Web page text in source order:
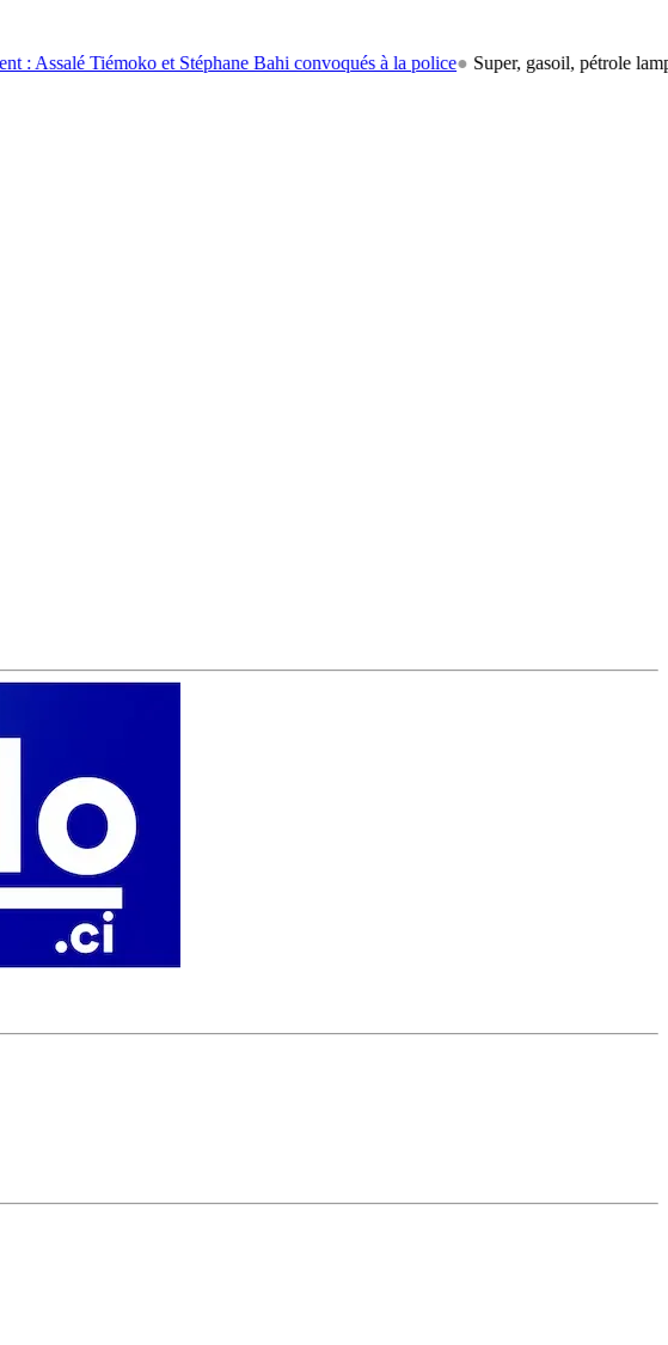
et Stéphane Bahi convoqués à la police● Super, gasoil, pétrole lampant: le